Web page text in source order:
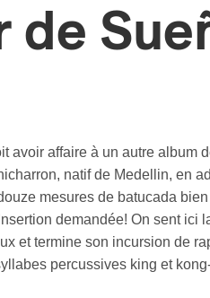
de
avoir affaire à un autre album
natif de Medellin, en
mesures de batucada
demandée! On sent
et termine son incursion de
percussives king et